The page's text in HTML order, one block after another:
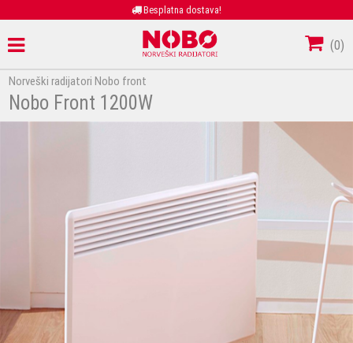
Besplatna dostava!
(0)
Norveški radijatori Nobo front
Nobo Front 1200W